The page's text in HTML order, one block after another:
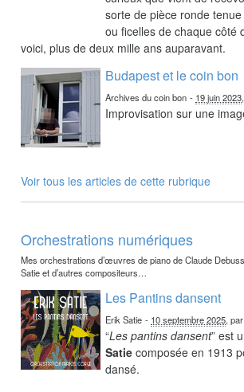
sorte de pièce ronde
ou ficelles de chaque côté
voici, plus de deux mille ans auparavant.
Budapest et le coin bon
Archives du coin bon - 19 juin 2023
Improvisation sur une
Voir tous les articles de cette rubrique
Orchestrations numériques
Mes orchestrations d’œuvres de piano de Claude
Satie et d’autres compositeurs…
Les Pantins dansent
Erik Satie - 10 septembre 2025, par
“Les pantins dansent” est
Satie composée en 1913
dansé.